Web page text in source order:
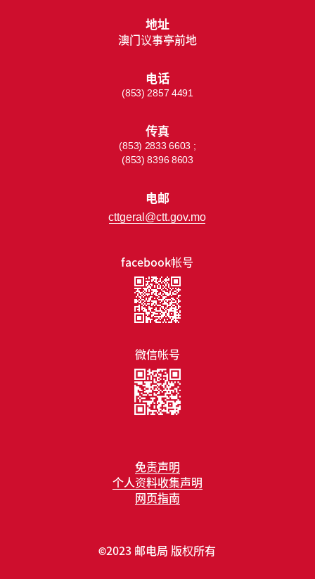
免责声明
个人资料收集声明
网页指南
facebook帐号
微信帐号
地址
澳门议事亭前地
电话
(853) 2857 4491
传真
(853) 2833 6603 ;
(853) 8396 8603
电邮
cttgeral@ctt.gov.mo
©2023 邮电局 版权所有